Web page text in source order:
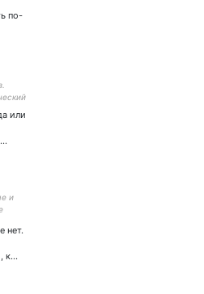
по-
или
и
нет.
к…